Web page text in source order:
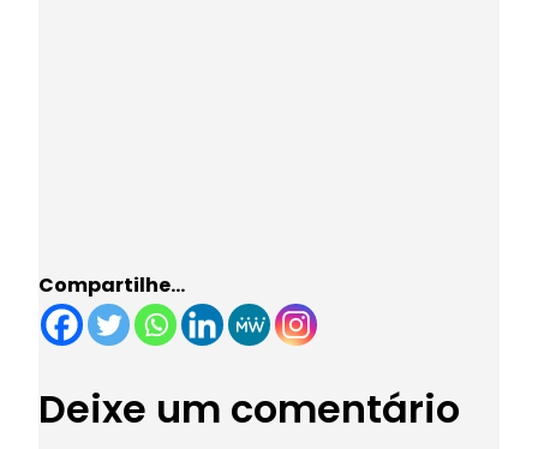
Compartilhe…
Deixe um comentário